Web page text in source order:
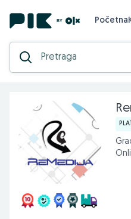
Početna